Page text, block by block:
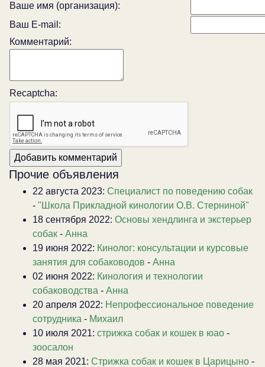
Ваше имя (организация):
Ваш E-mail:
Комментарий:
Recaptcha:
Прочие объявления
22 августа 2023: Специалист по поведению собак
- "Школа Прикладной кинологии О.В. Стерниной"
18 сентября 2022: Основы хендлинга и экстерьер
собак - Анна
19 июня 2022: Кинолог: консультации и курсовые
занятия для собаководов - Анна
02 июня 2022: Кинология и технологии
собаководства - Анна
20 апреля 2022: Непрофессиональное поведение
сотрудника - Михаил
10 июля 2021: стрижка собак и кошек в юао -
зоосалон
28 мая 2021: Стрижка собак и кошек в Царицыно -